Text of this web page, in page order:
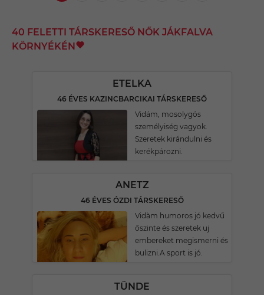
40 FELETTI TÁRSKERESŐ NŐK JÁKFALVA
KÖRNYÉKÉN
ETELKA
46 ÉVES KAZINCBARCIKAI TÁRSKERESŐ
Vidám, mosolygós
személyiség vagyok.
Szeretek kirándulni és
kerékpározni.
ANETZ
46 ÉVES ÓZDI TÁRSKERESŐ
Vidàm humoros jó kedvű
őszinte és szeretek uj
embereket megismerni és
bulizni.A sport is jó.
TÜNDE